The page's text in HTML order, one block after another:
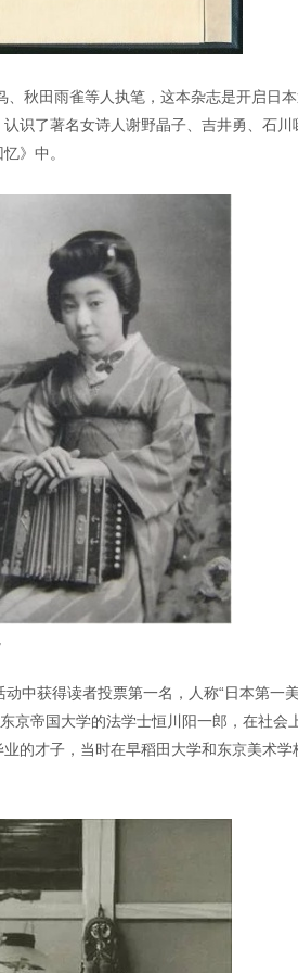
秋田雨雀等人执笔，这本杂志是开启日
识了著名女诗人谢野晶子、吉井勇、石川
》中。
中获得读者投票第一名，人称“日本第一
京帝国大学的法学士恒川阳一郎，在社会
的才子，当时在早稻田大学和东京美术学